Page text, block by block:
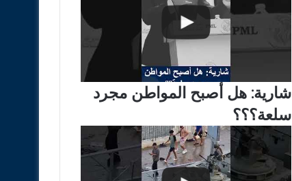
شارية: هل أصبح المواطن مجرد
سلعة؟؟؟